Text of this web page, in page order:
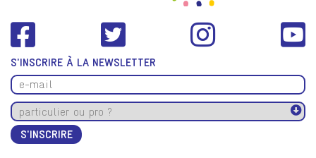
S'INSCRIRE À LA NEWSLETTER
S'INSCRIRE